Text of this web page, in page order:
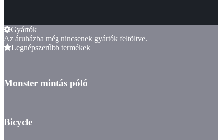
Gyártók
Az áruházba még nincsenek gyártók feltöltve.
Legnépszerűbb termékek
Monster mintás póló
Bicycle